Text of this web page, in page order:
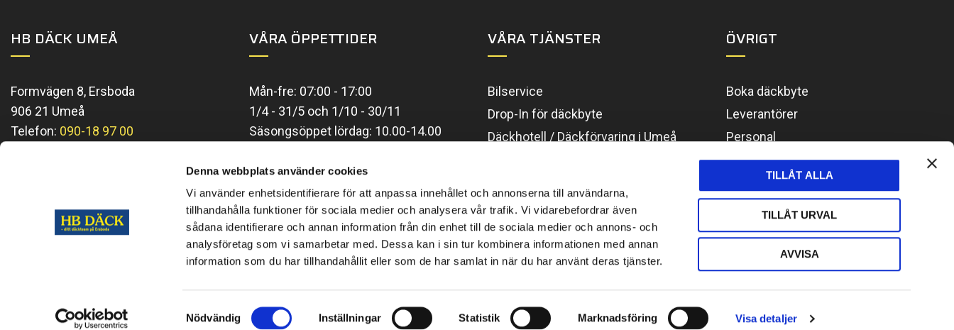
Denna webbplats använder cookies
Vi använder enhetsidentifierare för att anpassa innehållet och annonserna till användarna,
tillhandahålla funktioner för sociala medier och analysera vår trafik. Vi vidarebefordrar även
sådana identifierare och annan information från din enhet till de sociala medier och annons- och
analysföretag som vi samarbetar med. Dessa kan i sin tur kombinera informationen med annan
information som du har tillhandahållit eller som de har samlat in när du har använt deras tjänster.
Samtyckesval
Nödvändig Inställningar Statistik Marknadsföring Visa detaljer
TILLÅT ALLA
TILLÅT URVAL
AVVISA
HB DÄCK UMEÅ
Formvägen 8, Ersboda
906 21 Umeå
Telefon: 090-18 97 00
VÅRA ÖPPETTIDER
Mån-fre: 07:00 - 17:00
1/4 - 31/5 och 1/10 - 30/11
Säsongsöppet lördag: 10.00-14.00
Se aktuella tider
VÅRA TJÄNSTER
Bilservice
Drop-In för däckbyte
Däckhotell / Däckförvaring i Umeå
Fälgar
Hjulinställning
Nitrogen
ÖVRIGT
Boka däckbyte
Leverantörer
Personal
Finansiering
Vanliga frågor
Kontakta oss
Copyright © 2022 HB Däck AB. Alla rättigheter reserverade.